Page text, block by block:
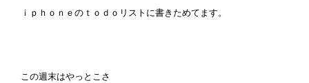
ｉｐｈｏｎｅのｔｏｄｏリストに書きためてます。
この週末はやっとこさ